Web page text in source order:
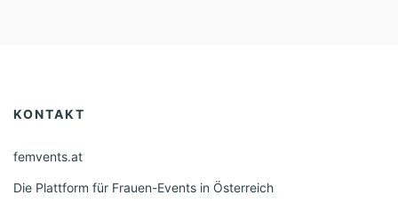
KONTAKT
femvents.at
Die Plattform für Frauen-Events in Österreich